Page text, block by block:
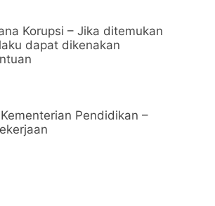
Korupsi – Jika ditemukan
dapat dikenakan
Pendidikan –